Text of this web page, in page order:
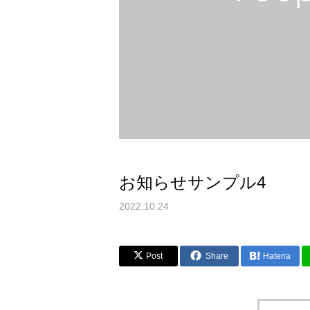
お知らせサンプル4
2022.10.24
Post Share Hatena